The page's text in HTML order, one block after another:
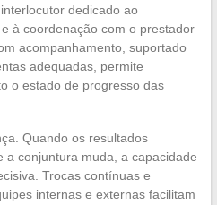
dedicado ao
à coordenação com o prestador
acompanhamento, suportado
adequadas, permite
o estado de progresso das
Quando os resultados
a conjuntura muda, a capacidade
Trocas contínuas e
internas e externas facilitam